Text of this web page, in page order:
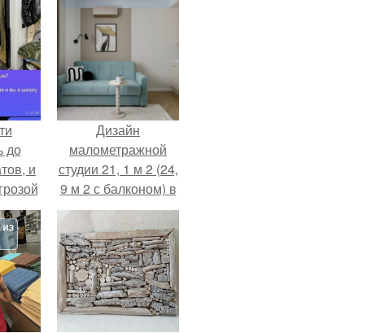
до
и
Дизайн
малометражной
студии 21, 1 м 2 (24,
9 м 2 с балконом) в
Краснодаре.